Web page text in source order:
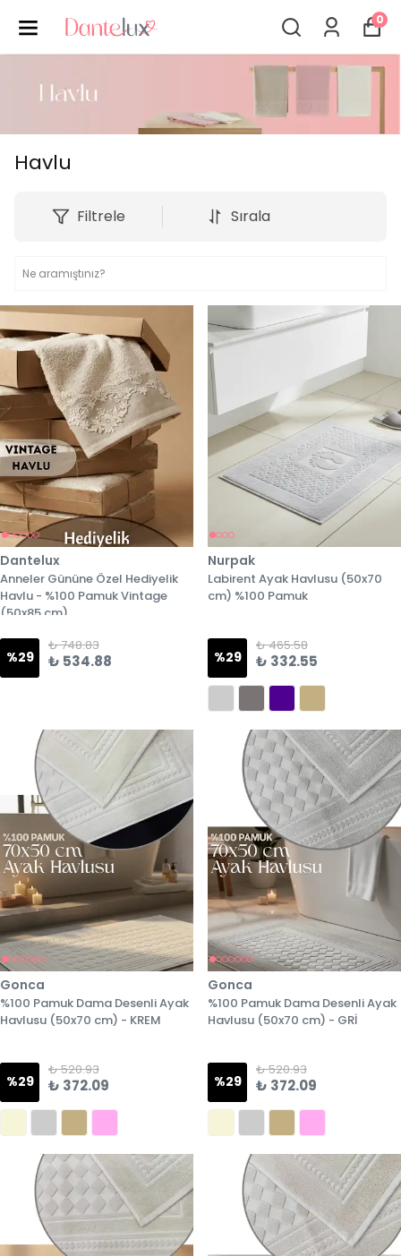
0
Havlu
Filtrele Sırala
Dantelux
Anneler Gününe Özel Hediyelik
Havlu - %100 Pamuk Vintage
(50x85 cm)
%29
₺ 748.83
₺ 534.88
Nurpak
Labirent Ayak Havlusu (50x70
cm) %100 Pamuk
%29
₺ 465.58
₺ 332.55
Gonca
%100 Pamuk Dama Desenli Ayak
Havlusu (50x70 cm) - KREM
%29
₺ 520.93
₺ 372.09
Gonca
%100 Pamuk Dama Desenli Ayak
Havlusu (50x70 cm) - GRİ
%29
₺ 520.93
₺ 372.09